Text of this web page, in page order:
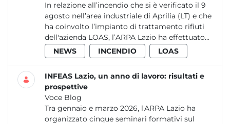
In relazione all’incendio che si è verificato il 9
agosto nell’area industriale di Aprilia (LT) e che
ha coinvolto l’impianto di trattamento rifiuti
dell'azienda LOAS, l’ARPA Lazio ha effettuato...
NEWS
INCENDIO LOAS
INFEAS Lazio, un anno di lavoro: risultati e
prospettive
Voce Blog
Tra gennaio e marzo 2026, l'ARPA Lazio ha
organizzato cinque seminari formativi sul